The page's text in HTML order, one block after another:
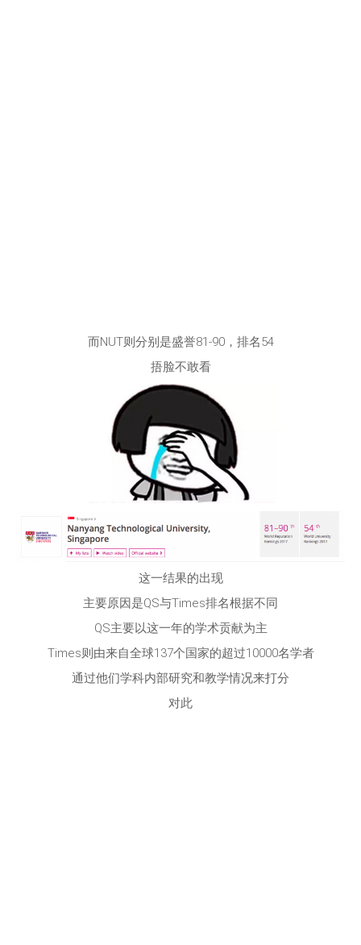
而NUT则分别是盛誉81-90，排名54
捂脸不敢看
这一结果的出现
主要原因是QS与Times排名根据不同
QS主要以这一年的学术贡献为主
Times则由来自全球137个国家的超过10000名学者
通过他们学科内部研究和教学情况来打分
对此